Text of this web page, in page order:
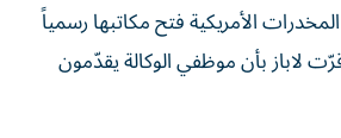
الأمريكية فتح مكاتبها رسمياً
لاباز بأن موظفي الوكالة يقدّمون